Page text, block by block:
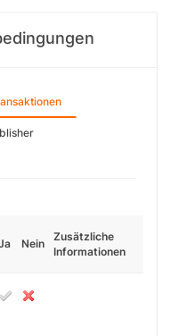
Nein
Zusätzliche
Informationen